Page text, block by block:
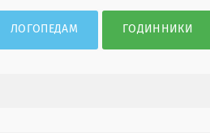
ЛОГОПЕДАМ ГОДИННИКИ